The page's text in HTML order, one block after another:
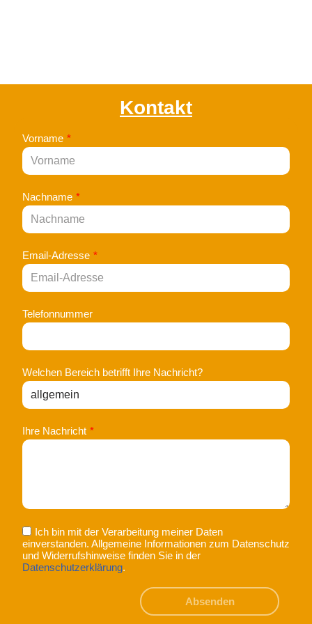
Kontakt
Vorname *
Nachname *
Email-Adresse *
Telefonnummer
Welchen Bereich betrifft Ihre Nachricht?
Ihre Nachricht *
Ich bin mit der Verarbeitung meiner Daten
einverstanden. Allgemeine Informationen zum Datenschutz
und Widerrufshinweise finden Sie in der
Datenschutzerklärung.
Absenden